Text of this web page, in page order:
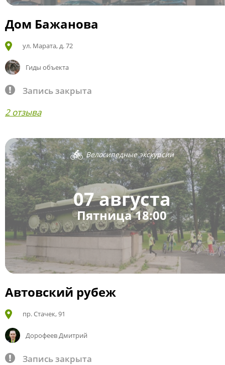
Дом Бажанова
ул. Марата, д. 72
Гиды объекта
Запись закрыта
2 отзыва
Велосипедные экскурсии
07 августа
Пятница 18:00
Автовский рубеж
пр. Стачек, 91
Дорофеев Дмитрий
Запись закрыта